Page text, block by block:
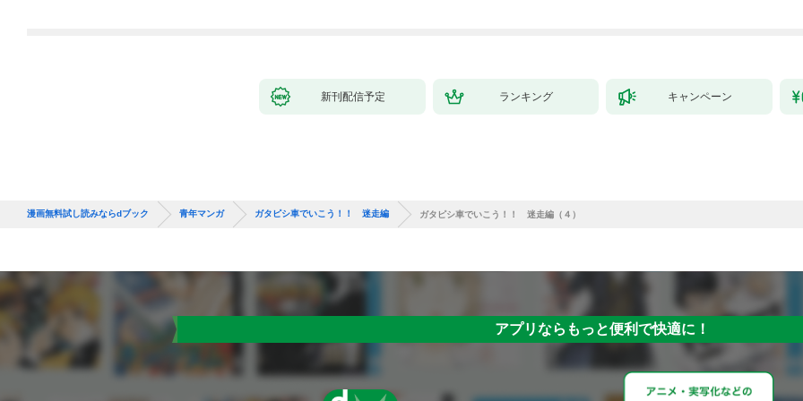
新刊配信予定 ランキング キャンペーン
漫画無料試し読みならdブック 青年マンガ ガタピシ車でいこう！！ 迷走編 ガタピシ車でいこう！！ 迷走編（４）
アプリならもっと便利で快適に！